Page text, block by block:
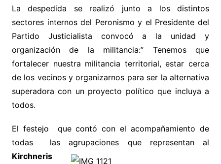
La despedida se realizó junto a los distintos
sectores internos del Peronismo y el Presidente del
Partido Justicialista convocó a la unidad y
organización de la militancia:” Tenemos que
fortalecer nuestra militancia territorial, estar cerca
de los vecinos y organizarnos para ser la alternativa
superadora con un proyecto político que incluya a
todos.
El festejo que contó con el acompañamiento de
todas las agrupaciones que representan al
Kirchneris